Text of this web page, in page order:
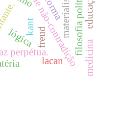
lógica
kant filosofia política
perpétua.
materialismo
forma educação
medicina
freud
lacan